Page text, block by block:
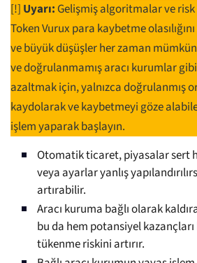
[!] Uyarı: Gelişmiş algoritmalar ve
Token Vurux para kaybetme
ve büyük düşüşler her zaman
ve doğrulanmamış aracı kurumlar
azaltmak için, yalnızca doğrulanmış
kaydolarak ve kaybetmeyi göze
işlem yaparak başlayın.
Otomatik ticaret, piyasalar sert
veya ayarlar yanlış
artırabilir.
Aracı kuruma bağlı olarak
bu da hem potansiyel kazançları
tükenme riskini artırır.